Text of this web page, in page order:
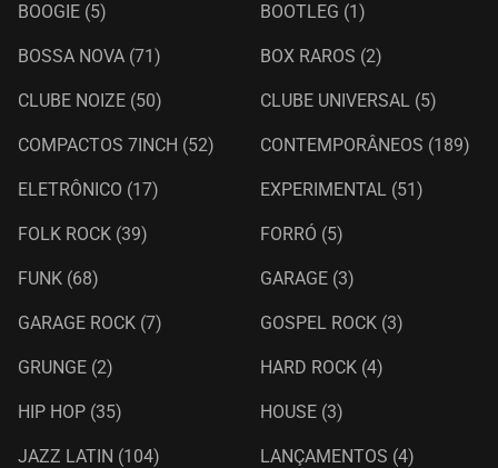
BOOGIE (5) BOOTLEG (1)
BOSSA NOVA (71) BOX RAROS (2)
CLUBE NOIZE (50) CLUBE UNIVERSAL (5)
COMPACTOS 7INCH (52) CONTEMPORÂNEOS (189)
ELETRÔNICO (17) EXPERIMENTAL (51)
FOLK ROCK (39) FORRÓ (5)
FUNK (68) GARAGE (3)
GARAGE ROCK (7) GOSPEL ROCK (3)
GRUNGE (2) HARD ROCK (4)
HIP HOP (35) HOUSE (3)
JAZZ LATIN (104) LANÇAMENTOS (4)